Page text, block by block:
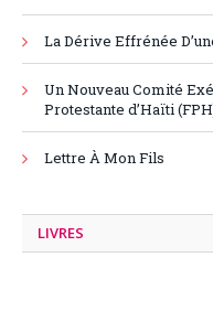
La Dérive Effrénée
Un Nouveau Comité
Protestante d’Haïti
Lettre À Mon Fils
LIVRES